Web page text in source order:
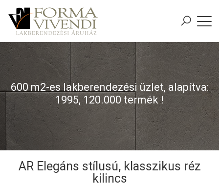
600 m2-es lakberendezési üzlet, alapítva:
1995, 120.000 termék !
AR Elegáns stílusú, klasszikus réz
kilincs